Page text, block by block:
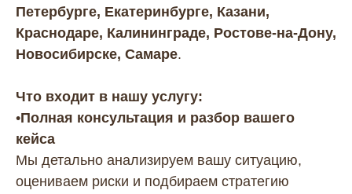
Петербурге, Екатеринбурге, Казани,
Краснодаре, Калининграде, Ростове-на-Дону,
Новосибирске, Самаре.
Что входит в нашу услугу:
•Полная консультация и разбор вашего
кейса
Мы детально анализируем вашу ситуацию,
оцениваем риски и подбираем стратегию